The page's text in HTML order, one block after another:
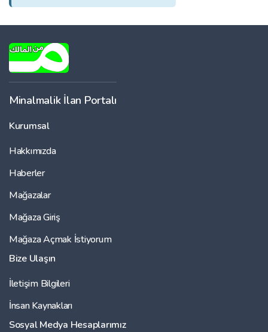
Minalmalik İlan Portalı
Kurumsal
Hakkımızda
Haberler
Mağazalar
Mağaza Giriş
Mağaza Açmak İstiyorum
Bize Ulaşın
İletişim Bilgileri
İnsan Kaynakları
Sosyal Medya Hesaplarımız